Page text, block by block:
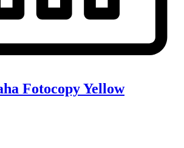
Fotocopy Yellow